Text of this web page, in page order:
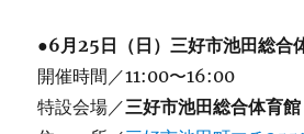
●6月25日（日）三好市池田総合
開催時間／11:00〜16:00
特設会場／三好市池田総合体育館